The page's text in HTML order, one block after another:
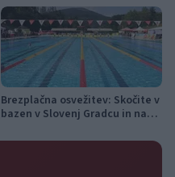
začne
Brezplačna osvežitev: Skočite v
bazen v Slovenj Gradcu in na